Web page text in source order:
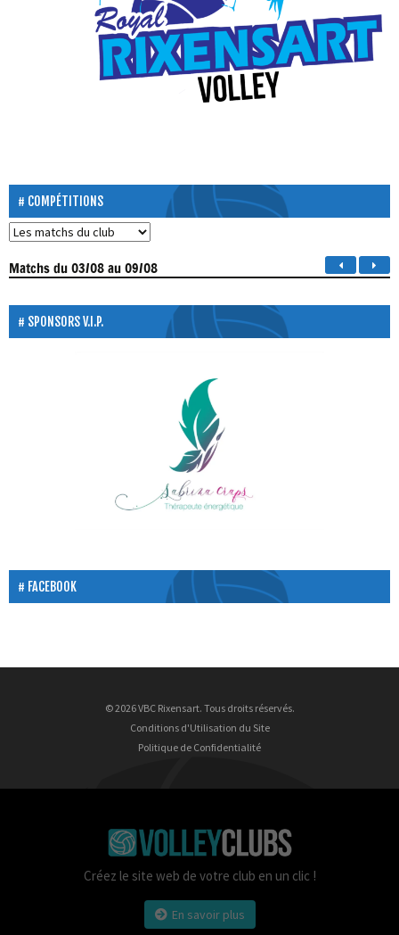
COMPÉTITIONS
Matchsdu 03/08 au 09/08
SPONSORS V.I.P.
FACEBOOK
© 2026 VBC Rixensart. Tous droits réservés.
Conditions d'Utilisation du Site
Politique de Confidentialité
Créez le site web de votre club en un clic !
En savoir plus